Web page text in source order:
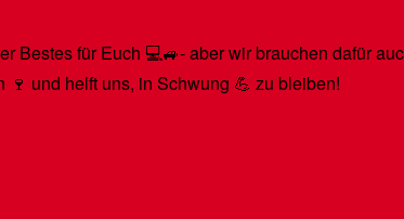
Bestes für Euch 💻🚙- aber wir brauchen dafür
und helft uns, in Schwung 💪 zu bleiben!